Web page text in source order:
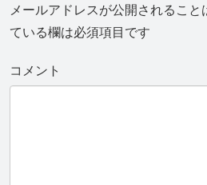
メールアドレスが公開されること
ている欄は必須項目です
コメント